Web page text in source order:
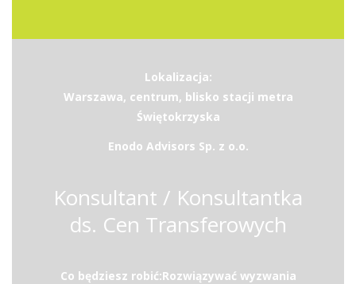
Lokalizacja:
Warszawa, centrum, blisko stacji metra
Świętokrzyska
Enodo Advisors Sp. z o.o.
Konsultant / Konsultantka
ds. Cen Transferowych
Co będziesz robić:Rozwiązywać wyzwania